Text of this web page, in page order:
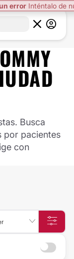
error Inténtalo de
Busca
por pacientes
con